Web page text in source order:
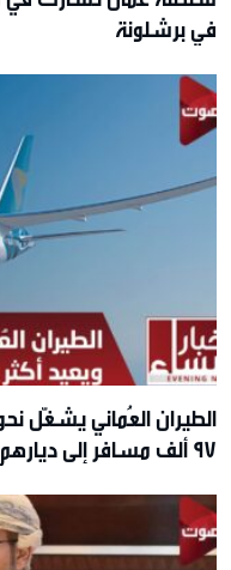
في برشلونة
97 ألف مسافر إلى ديارهم